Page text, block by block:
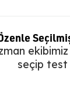
seçip